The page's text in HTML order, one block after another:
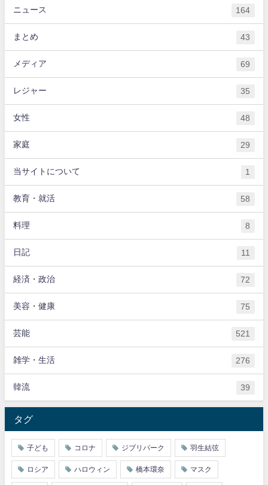
ニュース 164
まとめ 43
メディア 69
レジャー 35
女性 48
家庭 29
当サイトについて 1
教育・就活 58
料理 8
日記 11
経済・政治 72
美容・健康 75
芸能 521
雑学・生活 276
韓流 39
タグ
子ども コロナ ジブリパーク 羽生結弦
ロシア ハロウィン 橋本環奈 マスク